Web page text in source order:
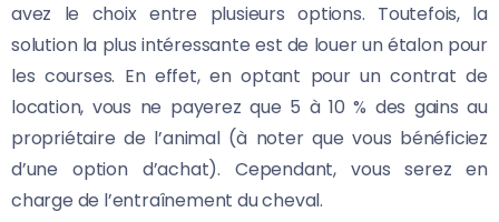
avez le choix entre plusieurs options. Toutefois, la
solution la plus intéressante est de louer un étalon pour
les courses. En effet, en optant pour un contrat de
location, vous ne payerez que 5 à 10 % des gains au
propriétaire de l’animal (à noter que vous bénéficiez
d’une option d’achat). Cependant, vous serez en
charge de l’entraînement du cheval.